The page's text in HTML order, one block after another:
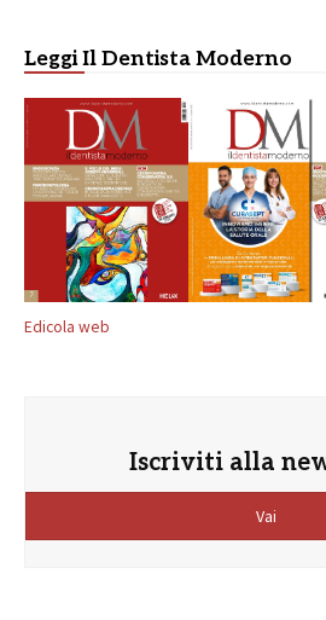
Leggi Il Dentista Moderno
Edicola web
Iscriviti alla
Vai